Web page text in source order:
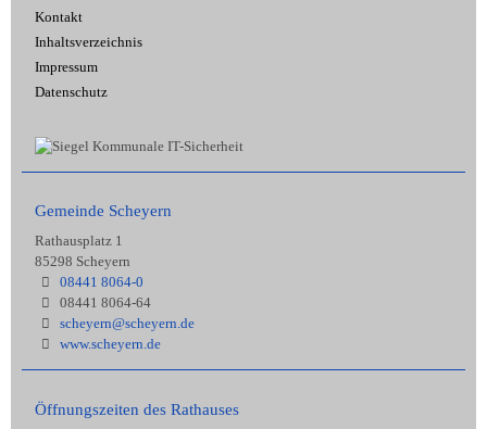
Kontakt
Inhaltsverzeichnis
Impressum
Datenschutz
Gemeinde Scheyern
Rathausplatz 1
85298 Scheyern
08441 8064-0
08441 8064-64
scheyern@scheyern.de
www.scheyern.de
Öffnungszeiten des Rathauses